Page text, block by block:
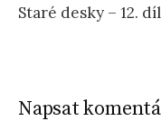
Staré desky – 12.
Napsat